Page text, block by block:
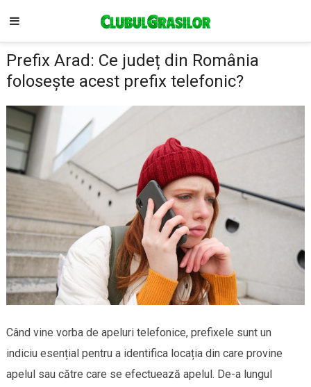
Prefix Arad: Ce județ din România
folosește acest prefix telefonic?
Când vine vorba de apeluri telefonice, prefixele sunt un
indiciu esențial pentru a identifica locația din care provine
apelul sau către care se efectuează apelul. De-a lungul